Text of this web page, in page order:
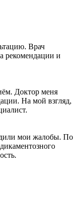
Врач
рекомендации и
Доктор меня
На мой взгляд,
мои жалобы. По